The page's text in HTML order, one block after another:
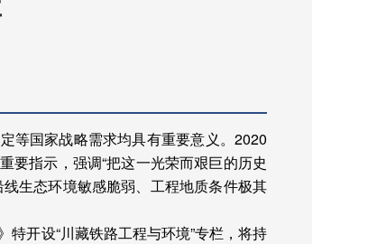
等国家战略需求均具有重要意义。 2020
指示，强调“把这一光荣而艰巨的历史
生态环境敏感脆弱、工程地质条件极其
开设“川藏铁路工程与环境”专栏，将持